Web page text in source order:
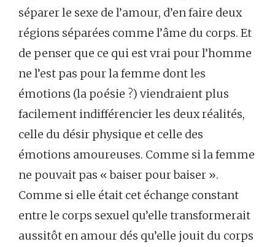
séparer le sexe de l’amour, d’en faire deux
régions séparées comme l’âme du corps. Et
de penser que ce qui est vrai pour l’homme
ne l’est pas pour la femme dont les
émotions (la poésie ?) viendraient plus
facilement indifférencier les deux réalités,
celle du désir physique et celle des
émotions amoureuses. Comme si la femme
ne pouvait pas « baiser pour baiser ».
Comme si elle était cet échange constant
entre le corps sexuel qu’elle transformerait
aussitôt en amour dés qu’elle jouit du corps